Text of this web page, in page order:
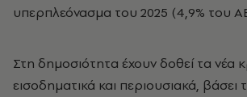
υπερπλεόνασμα του 2025 (4,9% του
Στη δημοσιότητα έχουν δοθεί τα νέα
εισοδηματικά και περιουσιακά,